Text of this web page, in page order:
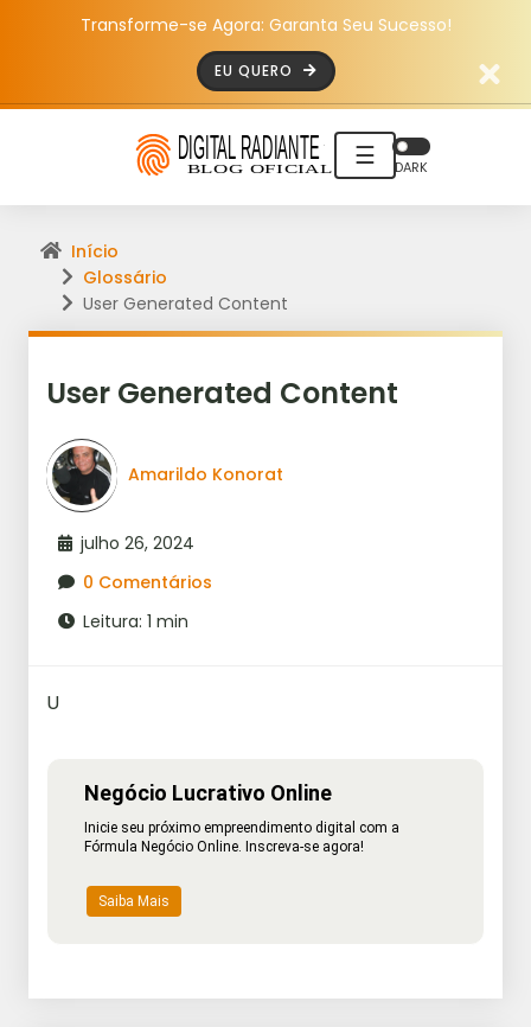
Transforme-se Agora: Garanta Seu Sucesso!
EU QUERO
☰ DARK
Início
Glossário
User Generated Content
User Generated Content
Amarildo Konorat
julho 26, 2024
0 Comentários
Leitura: 1 min
U
Negócio Lucrativo Online
Inicie seu próximo empreendimento digital com a
Fórmula Negócio Online. Inscreva-se agora!
Saiba Mais